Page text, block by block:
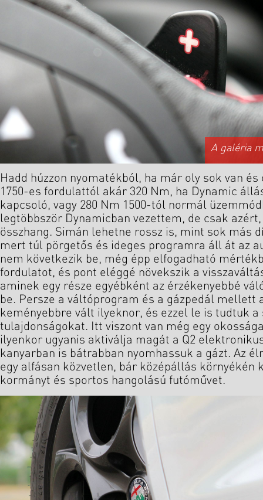
A galéria
Hadd húzzon nyomatékból, ha már oly sok van
1750-es fordulattól akár 320 Nm, ha Dynamic
kapcsoló, vagy 280 Nm 1500-tól normál
legtöbbször Dynamicban vezettem, de csak
összhang. Simán lehetne rossz is, mint sok más
mert túl pörgetős és ideges programra áll át az
nem következik be, még épp elfogadható
fordulatot, és pont eléggé növekszik a
aminek egy része egyébként az érzékenyebbé
be. Persze a váltóprogram és a gázpedál mellett
keményebbre vált ilyeknor, és ezzel le is tudtuk
tulajdonságokat. Itt viszont van még egy
ilyenkor ugyanis aktiválja magát a Q2
kanyarban is bátrabban nyomhassuk a gázt. Az
egy alfásan közvetlen, bár középállás környékén
kormányt és sportos hangolású futóművet.